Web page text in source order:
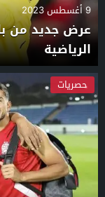
9 أغسطس 2023
عرض جديد من
الرياضية
حصريات